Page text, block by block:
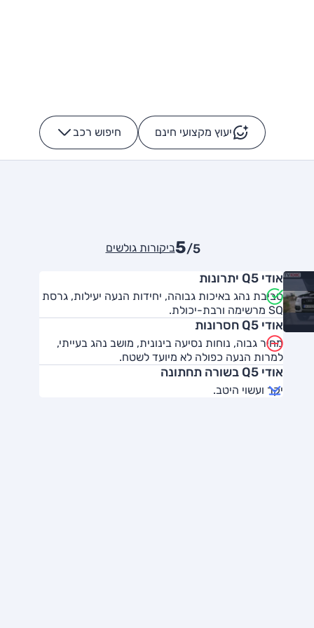
יעוץ מקצועי חינם חיפוש רכב -
5/5 ביקורות גולשים
אודי Q5 יתרונות
סביבת נהג באיכות גבוהה, יחידות הנעה יעילות, גרסת
SQ מרשימה ורבת-יכולת.
אודי Q5 חסרונות
מחיר גבוה, נוחות נסיעה בינונית, מושב נהג בעייתי,
למרות הנעה כפולה לא מיועד לשטח.
אודי Q5 בשורה תחתונה
יקר ועשוי היטב.